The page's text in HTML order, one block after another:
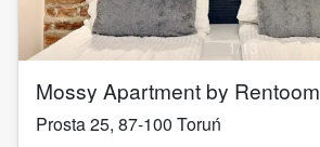
1 /13
Mossy Apartment by Rentoom
Prosta 25, 87-100 Toruń